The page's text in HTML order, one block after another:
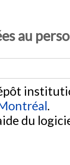
au
.
du